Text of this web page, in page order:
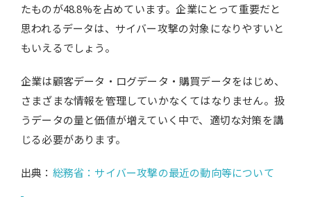
たものが48.8%を占めています。企業にとって重要だと
思われるデータは、サイバー攻撃の対象になりやすいと
もいえるでしょう。
企業は顧客データ・ログデータ・購買データをはじめ、
さまざまな情報を管理していかなくてはなりません。扱
うデータの量と価値が増えていく中で、適切な対策を講
じる必要があります。
出典： 総務省：サイバー攻撃の最近の動向等について